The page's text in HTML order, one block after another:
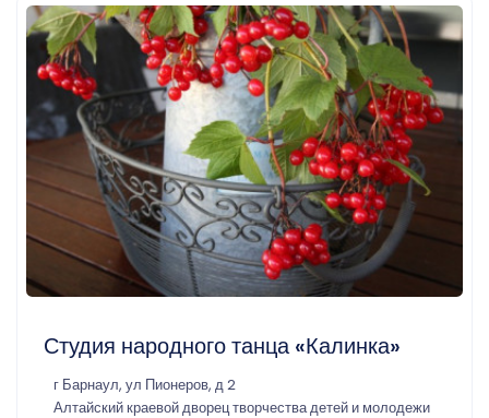
Студия народного танца «Калинка»
г Барнаул, ул Пионеров, д 2
Алтайский краевой дворец творчества детей и молодежи